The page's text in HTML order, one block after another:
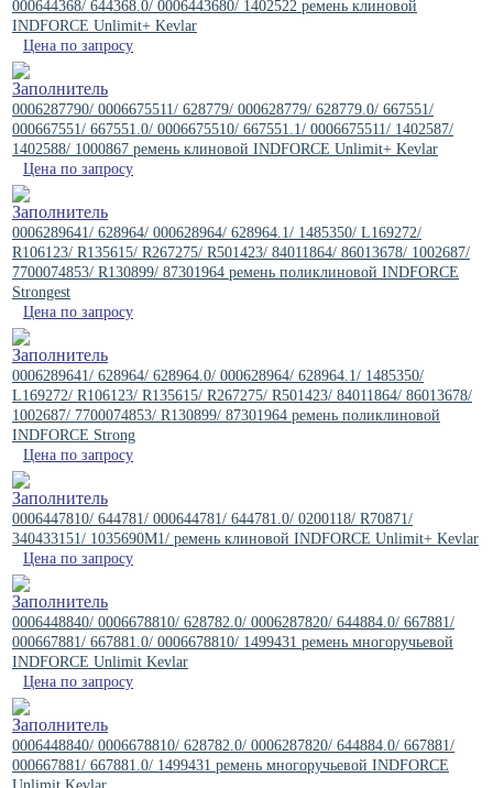
000644368/ 644368.0/ 0006443680/ 1402522 ремень клиновой
INDFORCE Unlimit+ Kevlar
Цена по запросу
0006287790/ 0006675511/ 628779/ 000628779/ 628779.0/ 667551/
000667551/ 667551.0/ 0006675510/ 667551.1/ 0006675511/ 1402587/
1402588/ 1000867 ремень клиновой INDFORCE Unlimit+ Kevlar
Цена по запросу
0006289641/ 628964/ 000628964/ 628964.1/ 1485350/ L169272/
R106123/ R135615/ R267275/ R501423/ 84011864/ 86013678/ 1002687/
7700074853/ R130899/ 87301964 ремень поликлиновой INDFORCE
Strongest
Цена по запросу
0006289641/ 628964/ 628964.0/ 000628964/ 628964.1/ 1485350/
L169272/ R106123/ R135615/ R267275/ R501423/ 84011864/ 86013678/
1002687/ 7700074853/ R130899/ 87301964 ремень поликлиновой
INDFORCE Strong
Цена по запросу
0006447810/ 644781/ 000644781/ 644781.0/ 0200118/ R70871/
340433151/ 1035690M1/ ремень клиновой INDFORCE Unlimit+ Kevlar
Цена по запросу
0006448840/ 0006678810/ 628782.0/ 0006287820/ 644884.0/ 667881/
000667881/ 667881.0/ 0006678810/ 1499431 ремень многоручьевой
INDFORCE Unlimit Kevlar
Цена по запросу
0006448840/ 0006678810/ 628782.0/ 0006287820/ 644884.0/ 667881/
000667881/ 667881.0/ 1499431 ремень многоручьевой INDFORCE